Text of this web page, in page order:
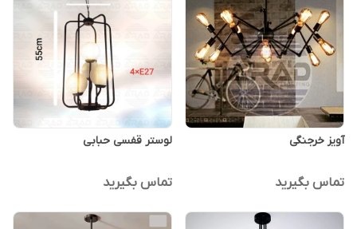
آویز خرجنگی
تماس بگیرید
لوستر قفسی حبابی
تماس بگیرید